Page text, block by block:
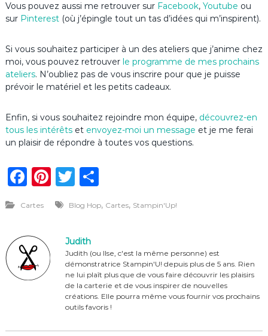
Vous pouvez aussi me retrouver sur Facebook, Youtube ou
sur Pinterest (où j’épingle tout un tas d’idées qui m’inspirent).
Si vous souhaitez participer à un des ateliers que j’anime chez
moi, vous pouvez retrouver le programme de mes prochains
ateliers. N’oubliez pas de vous inscrire pour que je puisse
prévoir le matériel et les petits cadeaux.
Enfin, si vous souhaitez rejoindre mon équipe, découvrez-en
tous les intérêtset envoyez-moi un message et je me ferai
un plaisir de répondre à toutes vos questions.
F
c
e
b
o
Pi
n
te
re
st
T
it
te
r
P
ta
er
Cartes Blog Hop, Cartes, Stampin'Up!
Judith
Judith (ou Ilse, c'est la même personne) est
démonstratrice Stampin'U! depuis plus de 5 ans. Rien
ne lui plaît plus que de vous faire découvrir les plaisirs
de la carterie et de vous inspirer de nouvelles
créations. Elle pourra même vous fournir vos prochains
outils favoris !